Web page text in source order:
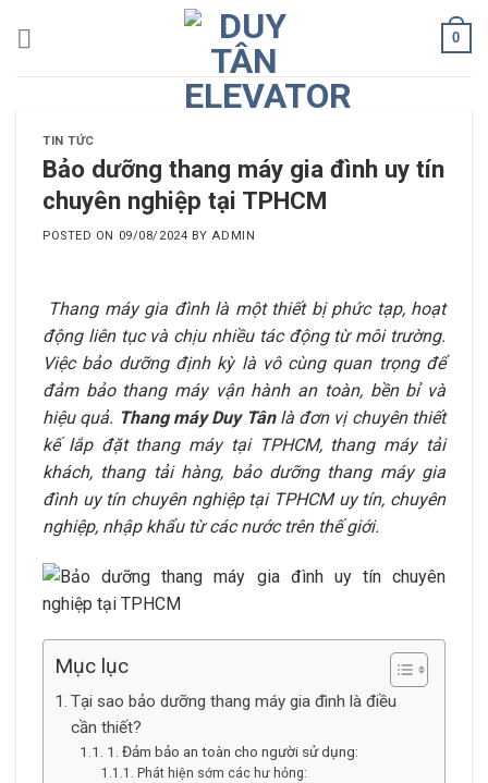
0
TIN TỨC
Bảo dưỡng thang máy gia đình uy tín
chuyên nghiệp tại TPHCM
POSTED ON 09/08/2024 BYADMIN
Thang máy gia đình là một thiết bị phức tạp, hoạt
động liên tục và chịu nhiều tác động từ môi trường.
Việc bảo dưỡng định kỳ là vô cùng quan trọng để
đảm bảo thang máy vận hành an toàn, bền bỉ và
hiệu quả. Thang máy Duy Tânlà đơn vị chuyên thiết
kế lắp đặt thang máy tại TPHCM, thang máy tải
khách, thang tải hàng, bảo dưỡng thang máy gia
đình uy tín chuyên nghiệp tại TPHCM uy tín, chuyên
nghiệp, nhập khẩu từ các nước trên thế giới.
Mục lục
Tại sao bảo dưỡng thang máy gia đình là điều
cần thiết?
1. Đảm bảo an toàn cho người sử dụng:
Phát hiện sớm các hư hỏng: